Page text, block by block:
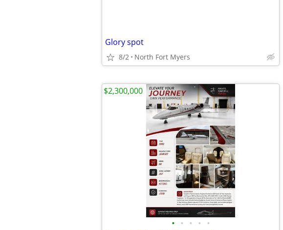
Glory spot
8/2 North Fort Myers
• • • • •
$2,300,000